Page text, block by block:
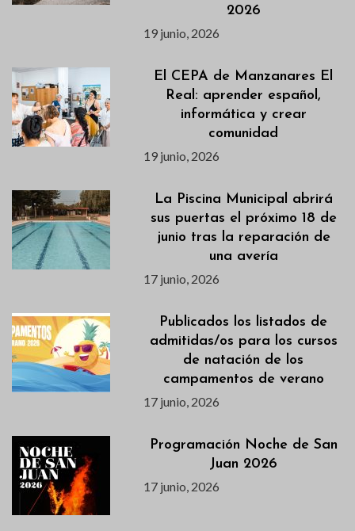
2026
19 junio, 2026
El CEPA de Manzanares El
Real: aprender español,
informática y crear
comunidad
19 junio, 2026
La Piscina Municipal abrirá
sus puertas el próximo 18 de
junio tras la reparación de
una avería
17 junio, 2026
Publicados los listados de
admitidas/os para los cursos
de natación de los
campamentos de verano
17 junio, 2026
Programación Noche de San
Juan 2026
17 junio, 2026